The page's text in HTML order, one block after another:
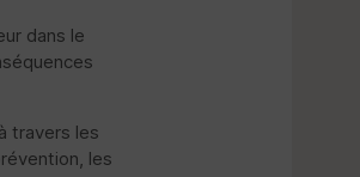
dans le
travers les
les